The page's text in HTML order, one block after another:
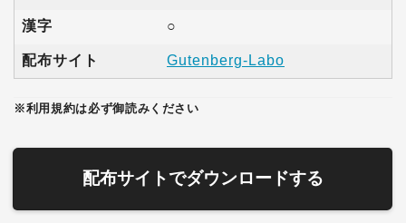
漢字 ○
配布サイト Gutenberg-Labo
※利用規約は必ず御読みください
配布サイトでダウンロードする